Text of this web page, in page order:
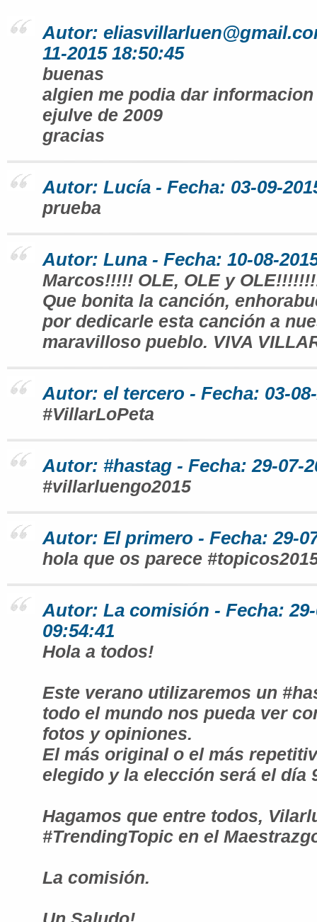
Autor:
11-2015 18:50:45
buenas
algien me podia dar
ejulve de 2009
gracias
Autor: Lucía - Fecha: 03-09-
prueba
Autor: Luna - Fecha: 10-08-
Marcos!!!!! OLE, OLE y
Que bonita la canción,
por dedicarle esta canción a
maravilloso pueblo. VIVA
Autor: el tercero - Fecha: 03-
#VillarLoPeta
Autor: #hastag - Fecha: 29-07-
#villarluengo2015
Autor: El primero - Fecha: 29-
hola que os parece
Autor: La comisión - Fecha: 29-
09:54:41
Hola a todos!
Este verano utilizaremos un
todo el mundo nos pueda ver
fotos y opiniones.
El más original o el más
elegido y la elección será el día
Hagamos que entre todos,
#TrendingTopic en el
La comisión.